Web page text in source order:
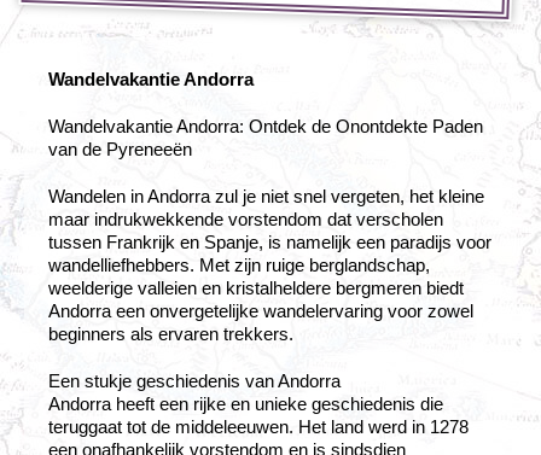
Wandelvakantie Andorra
Wandelvakantie Andorra: Ontdek de Onontdekte Paden
van de Pyreneeën
Wandelen in Andorra zul je niet snel vergeten, het kleine
maar indrukwekkende vorstendom dat verscholen
tussen Frankrijk en Spanje, is namelijk een paradijs voor
wandelliefhebbers. Met zijn ruige berglandschap,
weelderige valleien en kristalheldere bergmeren biedt
Andorra een onvergetelijke wandelervaring voor zowel
beginners als ervaren trekkers.
Een stukje geschiedenis van Andorra
Andorra heeft een rijke en unieke geschiedenis die
teruggaat tot de middeleeuwen. Het land werd in 1278
een onafhankelijk vorstendom en is sindsdien